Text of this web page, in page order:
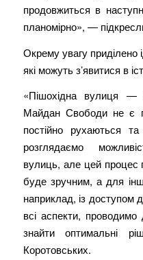
продовжиться в
планомірно», —
Окрему увагу приділено
які можуть з’явитися в
«Пішохідна вулиця —
Майдан Свободи не є
постійно рухаються
розглядаємо
вулиць, але цей процес
буде зручним, а для
наприклад, із
всі аспекти, проводимо
знайти оптимальні
Коротовських.